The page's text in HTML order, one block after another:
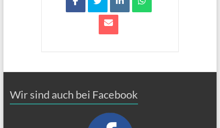
Wir sind auch bei Facebook